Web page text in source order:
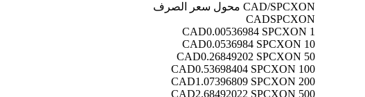
CAD/SPCXON محول سعر الصرف
CADSPCXON
1 CAD
0.00536984 SPCXON
10 CAD
0.0536984 SPCXON
50 CAD
0.26849202 SPCXON
100 CAD
0.53698404 SPCXON
200 CAD
1.07396809 SPCXON
500 CAD
2.68492022 SPCXON